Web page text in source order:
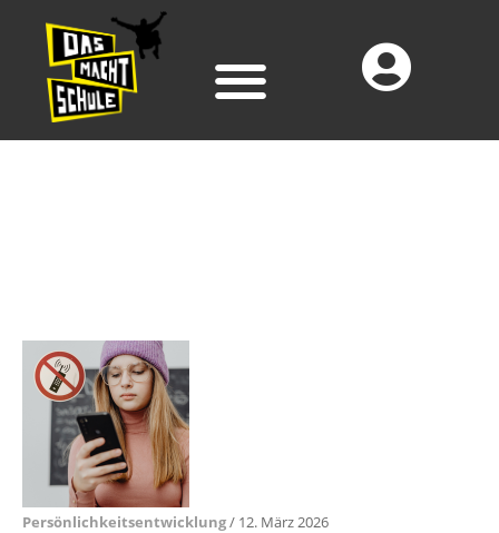
Persönlichkeitsentwicklung/ 12. März 2026